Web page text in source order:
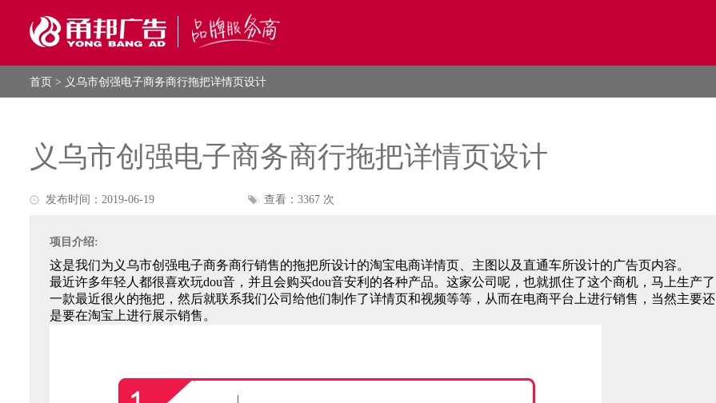
首页 > 义乌市创强电子商务商行拖把详情页设计
义乌市创强电子商务商行拖把详情页设计
发布时间：2019-06-19 查看：3367 次
项目介绍:
这是我们为义乌市创强电子商务商行销售的拖把所设计的淘宝电商详情页、主图以及直通车所设计的广告页内容。
最近许多年轻人都很喜欢玩dou音，并且会购买dou音安利的各种产品。这家公司呢，也就抓住了这个商机，马上生产了
一款最近很火的拖把，然后就联系我们公司给他们制作了详情页和视频等等，从而在电商平台上进行销售，当然主要还
是要在淘宝上进行展示销售。